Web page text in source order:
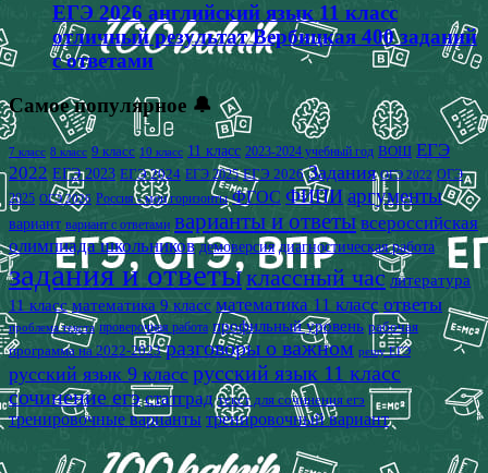
ЕГЭ 2026 английский язык 11 класс
отличный результат Вербицкая 400 заданий
с ответами
Самое популярное 🔔
7 класс 8 класс 9 класс 10 класс 11 класс 2023-2024 учебный год ВОШ ЕГЭ
2022 ЕГЭ 2023 ЕГЭ 2024 ЕГЭ 2025 ЕГЭ 2026 Задания ОГЭ 2022 ОГЭ
2025 ОГЭ 2026 Россия - мои горизонты ФГОС ФИПИ аргументы
вариант вариант с ответами варианты и ответы всероссийская
олимпиада школьников демоверсия диагностическая работа
задания и ответыклассный час литература
11 класс математика 9 класс математика 11 класс ответы
проблема текста проверочная работа профильный уровень рабочая
программа на 2022-2023 разговоры о важном решу ЕГЭ
русский язык 9 класс русский язык 11 класс
сочинение егэ статград текст для сочинения егэ
тренировочные варианты тренировочный вариант